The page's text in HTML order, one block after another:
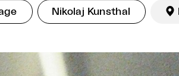
Nikolaj Kunsthal 